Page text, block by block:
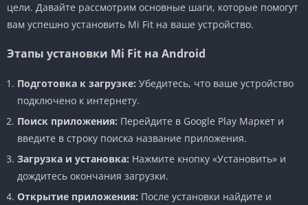
цели. Давайте рассмотрим основные шаги, которые помогут
вам успешно установить Mi Fit на ваше устройство.
Этапы установки Mi Fit на Android
Подготовка к загрузке: Убедитесь, что ваше устройство
подключено к интернету.
Поиск приложения: Перейдите в Google Play Маркет и
введите в строку поиска название приложения.
Загрузка и установка: Нажмите кнопку «Установить» и
дождитесь окончания загрузки.
Открытие приложения: После установки найдите и